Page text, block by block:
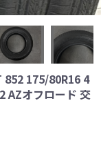
852 175/80R16 4
AZオフロード 交